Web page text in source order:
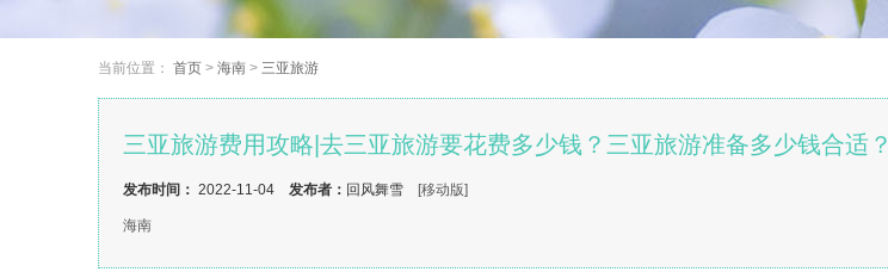
当前位置： 首页 > 海南 > 三亚旅游
三亚旅游费用攻略|去三亚旅游要花费多少钱？三亚旅游准备多少钱合适？
发布时间： 2022-11-04 发布者： 回风舞雪 [移动版]
海南